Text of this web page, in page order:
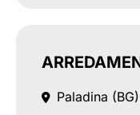
Paladina (BG)